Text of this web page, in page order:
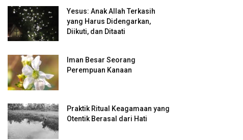
Yesus: Anak Allah Terkasih
yang Harus Didengarkan,
Diikuti, dan Ditaati
Iman Besar Seorang
Perempuan Kanaan
Praktik Ritual Keagamaan yang
Otentik Berasal dari Hati